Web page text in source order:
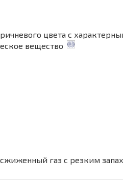
цвета с
вещество
газ с резким